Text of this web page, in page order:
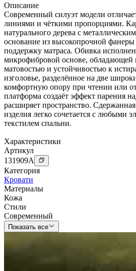
Описание
Современный силуэт модели
линиями и чёткими пропорциями.
натурального дерева с
основание из высокопрочной
поддержку матраса. Обивка
микрофибровой основе, обладающей
матовостью и устойчивостью к
изголовье, разделённое на две
комфортную опору при чтении или
платформа создаёт эффект парения
расширяет пространство.
изделия легко сочетается с любыми
текстилем спальни.
Характеристики
Артикул
131909A
Категория
Кровати
Материалы
Кожа
Стили
Современный
Показать все